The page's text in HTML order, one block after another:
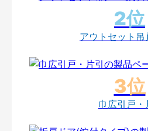
アウトセット吊
巾広引戸・